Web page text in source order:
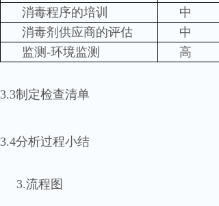
消毒程序的培训
中
消毒剂供应商的评估
中
监测-环境监测
高
3.3制定检查清单
3.4分析过程小结
3.流程图